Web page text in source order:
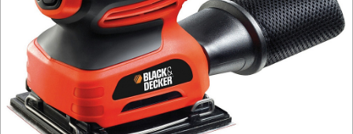
budowlane
satyniarki
strugi,
heble